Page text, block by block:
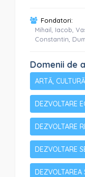
Fondatori:
Mihail, Iacob,
Constantin,
Domenii de
ARTĂ,
DEZVOLTARE
DEZVOLTARE
DEZVOLTARE
DEZVOLTAREA